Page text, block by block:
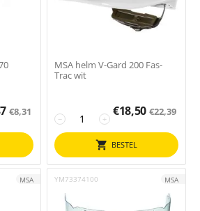
€8,31
MSA helm V-Gard 200 Fas-
Trac wit
+
−
€18,50 €22,39
BESTEL
MSA YM73374100 MSA